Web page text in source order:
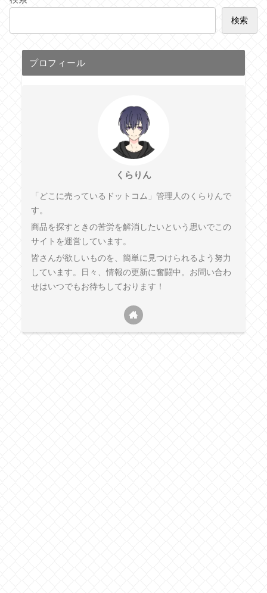
検索
プロフィール
くらりん
「どこに売っているドットコム」管理人のくらりんで
す。
商品を探すときの苦労を解消したいという思いでこの
サイトを運営しています。
皆さんが欲しいものを、簡単に見つけられるよう努力
しています。日々、情報の更新に奮闘中。お問い合わ
せはいつでもお待ちしております！